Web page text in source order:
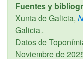
Fuentes y
Xunta de Galicia,
Galicia,.
Datos de
Noviembre de